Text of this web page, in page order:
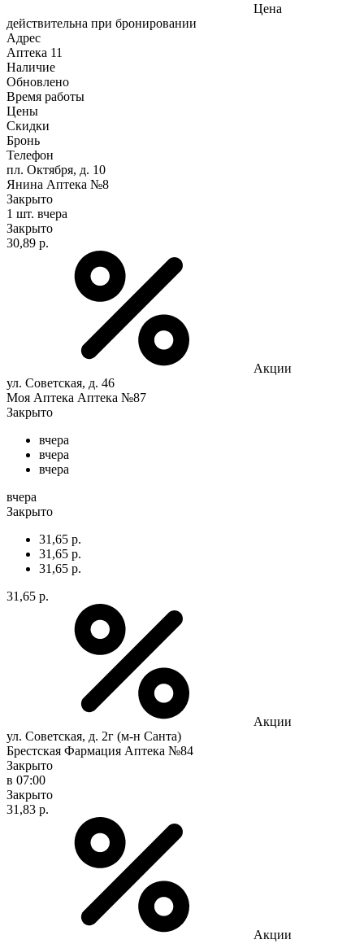
Цена
действительна при бронировании
Адрес
Аптека 11
Наличие
Обновлено
Время работы
Цены
Скидки
Бронь
Телефон
пл. Октября, д. 10
Янина Аптека №8
Закрыто
1 шт. вчера
Закрыто
30,89 р.
Акции
ул. Советская, д. 46
Моя Аптека Аптека №87
Закрыто
вчера
вчера
вчера
вчера
Закрыто
31,65 р.
31,65 р.
31,65 р.
31,65 р.
Акции
ул. Советская, д. 2г (м-н Санта)
Брестская Фармация Аптека №84
Закрыто
в 07:00
Закрыто
31,83 р.
Акции